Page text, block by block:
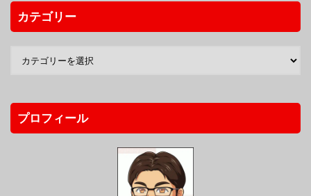
カテゴリー
プロフィール